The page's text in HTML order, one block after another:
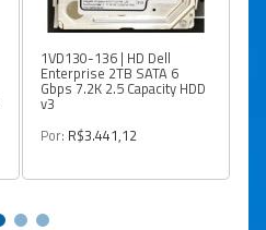
1VD130-136 | HD Dell
Enterprise 2TB SATA 6
Gbps 7.2K 2.5 Capacity HDD
v3
Por: R$3.441,12